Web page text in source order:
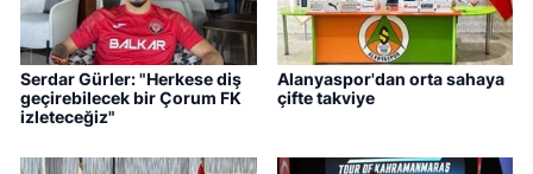
Serdar Gürler: "Herkese diş
geçirebilecek bir Çorum FK
izleteceğiz"
Alanyaspor'dan orta sahaya
çifte takviye